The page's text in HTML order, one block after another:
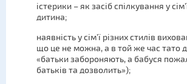
істерики – як засіб спілкування у
дитина;
наявність у сім’ї різних стилів
що це не можна, а в той же час тато
«батьки забороняють, а бабуся
батьків та дозволить»);